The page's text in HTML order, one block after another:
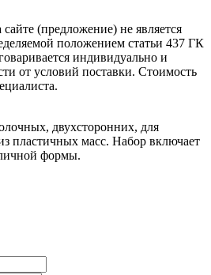
(предложение) не является
положением статьи 437 ГК
индивидуально и
от условий поставки. Стоимость
двухсторонних, для
пластичных масс. Набор включает
формы.